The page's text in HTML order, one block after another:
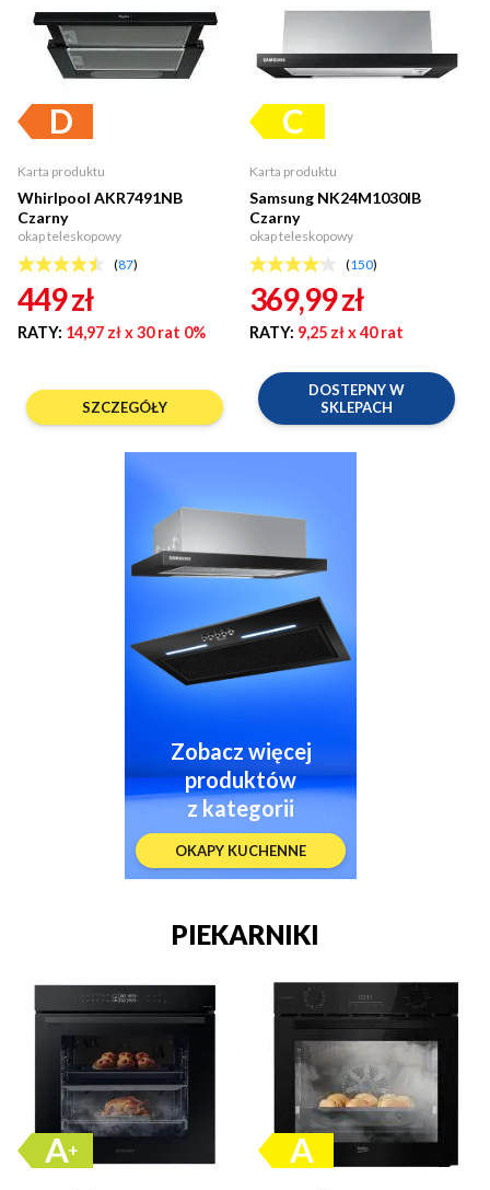
Karta produktu
Samsung NK24M1030IB
Czarny
okap teleskopowy
(150)
369,99zł
RATY: 9,25 złx 40 rat
DOSTEPNY W
SKLEPACH
Karta produktu
Whirlpool AKR7491NB
Czarny
okap teleskopowy
(87)
449zł
RATY: 14,97 złx 30 rat 0%
SZCZEGÓŁY
Zobacz więcej
produktów
z kategorii
OKAPY KUCHENNE
PIEKARNIKI